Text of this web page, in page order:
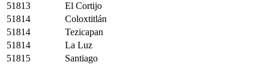
51813
El Cortijo
51814
Coloxtitlán
51814
Tezicapan
51814
La Luz
51815
Santiago